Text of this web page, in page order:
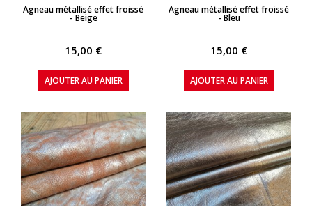
APERÇU RAPIDE
Agneau métallisé effet froissé
- Beige
15,00 €
AJOUTER AU PANIER
APERÇU RAPIDE
Agneau métallisé effet froissé
- Bleu
15,00 €
AJOUTER AU PANIER